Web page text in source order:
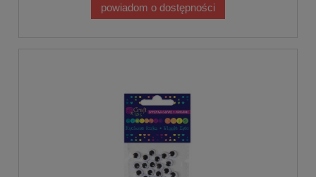
powiadom o dostępności